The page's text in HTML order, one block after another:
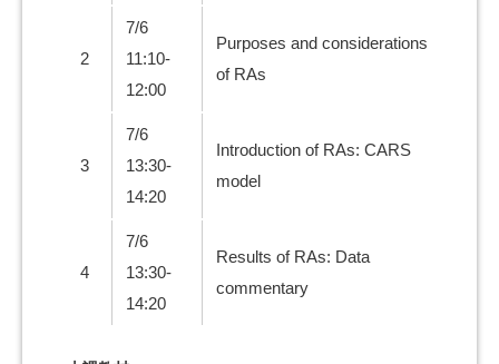
2
7/6
11:10-
12:00
Purposes and considerations
of RAs
3
7/6
13:30-
14:20
Introduction of RAs: CARS
model
4
7/6
13:30-
14:20
Results of RAs: Data
commentary